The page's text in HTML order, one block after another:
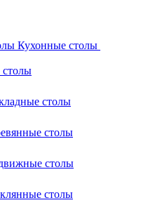
Кухонные столы
столы
столы
столы
столы